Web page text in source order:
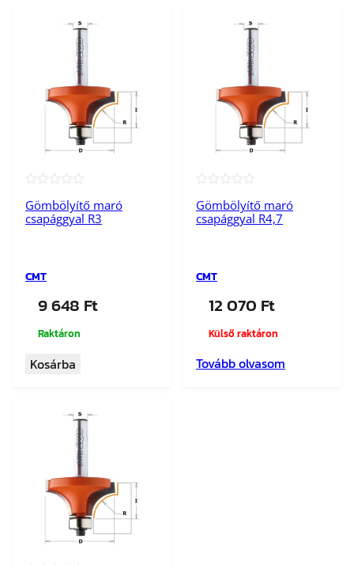
Gömbölyítő maró
csapággyal R3
CMT
9 648 Ft
Raktáron
Kosárba
Gömbölyítő maró
csapággyal R4,7
CMT
12 070 Ft
Külső raktáron
Tovább olvasom